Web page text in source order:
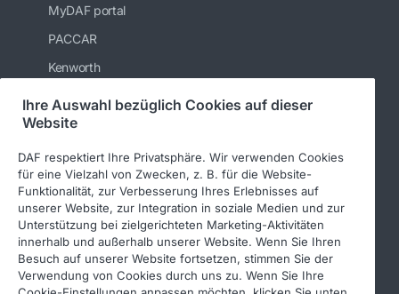
MyDAF portal
PACCAR
Kenworth
Leyland Trucks Ltd
Folgen Sie uns
Ihre Auswahl bezüglich Cookies auf dieser
Website
DAF respektiert Ihre Privatsphäre. Wir verwenden Cookies
für eine Vielzahl von Zwecken, z. B. für die Website-
Funktionalität, zur Verbesserung Ihres Erlebnisses auf
unserer Website, zur Integration in soziale Medien und zur
Unterstützung bei zielgerichteten Marketing-Aktivitäten
innerhalb und außerhalb unserer Website. Wenn Sie Ihren
Besuch auf unserer Website fortsetzen, stimmen Sie der
Verwendung von Cookies durch uns zu. Wenn Sie Ihre